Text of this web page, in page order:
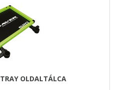
OLDALTÁLCA